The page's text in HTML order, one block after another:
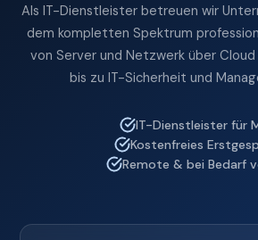
Als IT-Dienstleister betreuen wir
dem kompletten Spektrum
von Server und Netzwerk über Cloud
bis zu IT-Sicherheit und
IT-Dienstleister für
Kostenfreies
Remote & bei Bedarf